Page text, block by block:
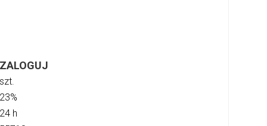
ZALOGUJ
szt.
23%
24 h